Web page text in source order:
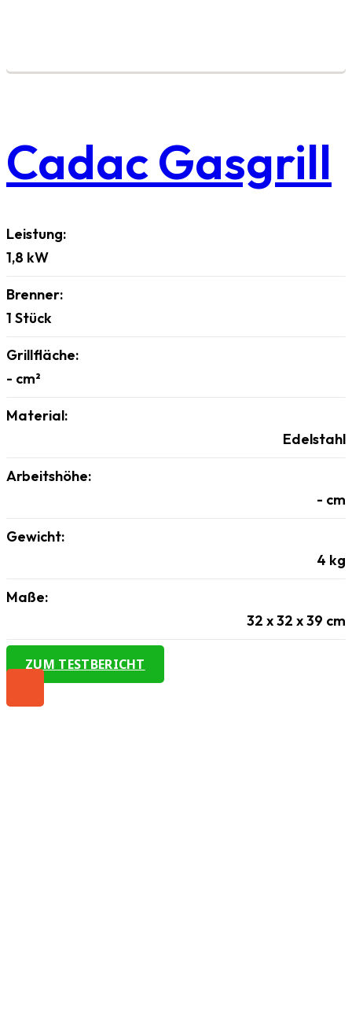
Cadac Gasgrill
Leistung:
1,8 kW
Brenner:
1 Stück
Grillfläche:
- cm²
Material:
Edelstahl
Arbeitshöhe:
- cm
Gewicht:
4 kg
Maße:
32 x 32 x 39 cm
ZUM TESTBERICHT